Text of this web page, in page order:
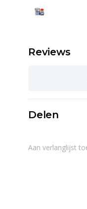
Reviews
Delen
Aan verlanglijst